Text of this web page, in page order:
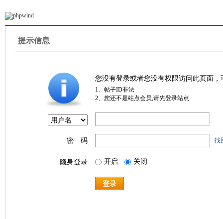
提示信息
您没有登录或者您没有权限访问此页面
1、帖子ID非法
2、您还不是站点会员,请先登录站点
密 码 找
隐身登录 开启 关闭
登录